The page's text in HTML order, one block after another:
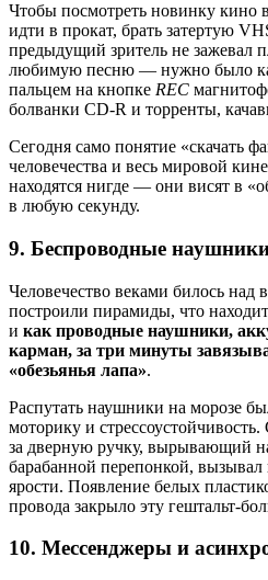
Чтобы посмотреть новинку кино
идти в прокат, брать затертую
предыдущий зритель не зажевал
любимую песню — нужно было
пальцем на кнопке REC
болванки CD-R и торренты,
Сегодня само понятие «скачать
человечества и весь мировой
находятся нигде — они висят в
в любую секунду.
9. Беспроводные
Человечество веками билось над
построили пирамиды, что
и как проводные наушники,
карман, за три минуты
«обезьянья лапа».
Распутать наушники на морозе
моторику и
за дверную ручку, вырывающий
барабанной перепонкой,
ярости. Появление белых
провода закрыло эту гештальт-
10. Мессенджеры и